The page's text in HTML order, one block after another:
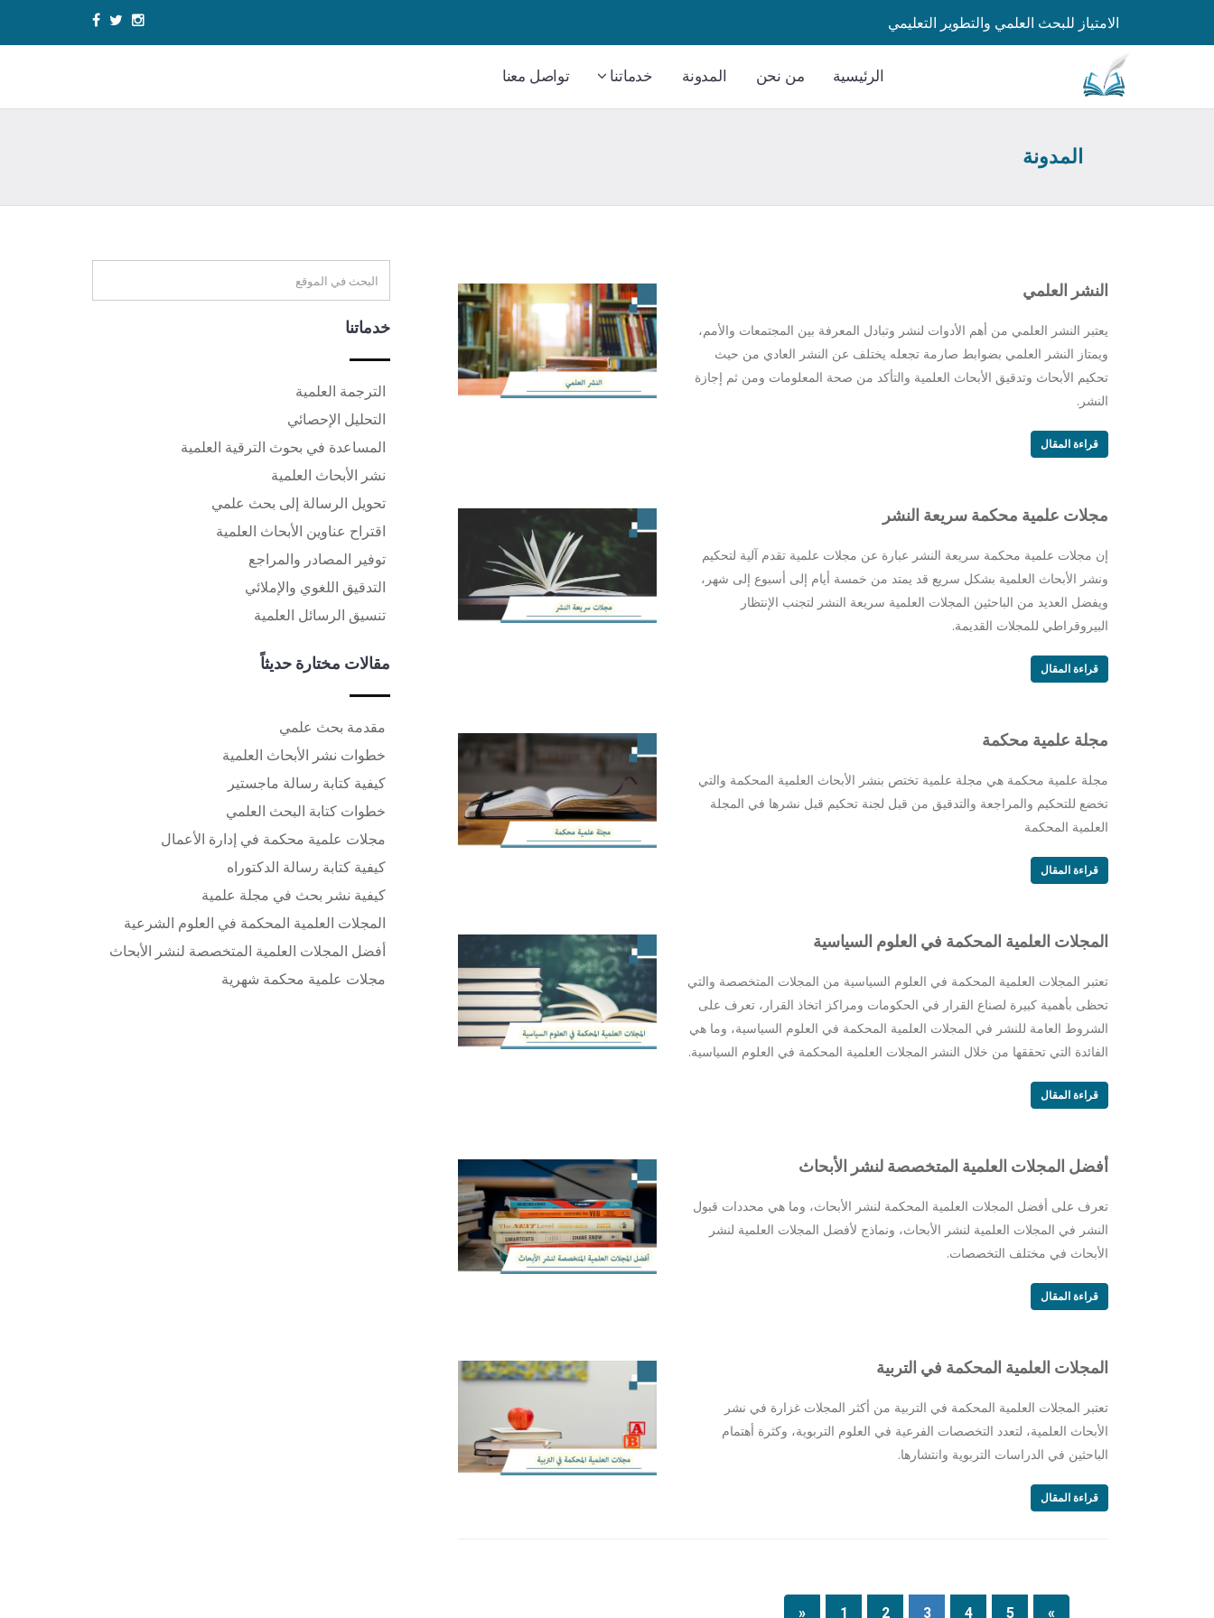
الامتياز للبحث العلمي والتطوير التعليمي
الرئيسية من نحن المدونة خدماتنا تواصل معنا
المدونة
النشر العلمي
يعتبر النشر العلمي من أهم الأدوات لنشر وتبادل المعرفة بين المجتمعات والأمم،
ويمتاز النشر العلمي بضوابط صارمة تجعله يختلف عن النشر العادي من حيث
تحكيم الأبحاث وتدقيق الأبحاث العلمية والتأكد من صحة المعلومات ومن ثم إجازة
النشر.
قراءة المقال
مجلات علمية محكمة سريعة النشر
إن مجلات علمية محكمة سريعة النشر عبارة عن مجلات علمية تقدم آلية لتحكيم
ونشر الأبحاث العلمية بشكل سريع قد يمتد من خمسة أيام إلى أسبوع إلى شهر،
ويفضل العديد من الباحثين المجلات العلمية سريعة النشر لتجنب الإنتظار
البيروقراطي للمجلات القديمة.
قراءة المقال
مجلة علمية محكمة
مجلة علمية محكمة هي مجلة علمية تختص بنشر الأبحاث العلمية المحكمة والتي
تخضع للتحكيم والمراجعة والتدقيق من قبل لجنة تحكيم قبل نشرها في المجلة
العلمية المحكمة
قراءة المقال
المجلات العلمية المحكمة في العلوم السياسية
تعتبر المجلات العلمية المحكمة في العلوم السياسية من المجلات المتخصصة والتي
تحظى بأهمية كبيرة لصناع القرار في الحكومات ومراكز اتخاذ القرار، تعرف على
الشروط العامة للنشر في المجلات العلمية المحكمة في العلوم السياسية، وما هي
الفائدة التي تحققها من خلال النشر المجلات العلمية المحكمة في العلوم السياسية.
قراءة المقال
أفضل المجلات العلمية المتخصصة لنشر الأبحاث
تعرف على أفضل المجلات العلمية المحكمة لنشر الأبحاث، وما هي محددات قبول
النشر في المجلات العلمية لنشر الأبحاث، ونماذج لأفضل المجلات العلمية لنشر
الأبحاث في مختلف التخصصات.
قراءة المقال
المجلات العلمية المحكمة في التربية
تعتبر المجلات العلمية المحكمة في التربية من أكثر المجلات غزارة في نشر
الأبحاث العلمية، لتعدد التخصصات الفرعية في العلوم التربوية، وكثرة أهتمام
الباحثين في الدراسات التربوية وانتشارها.
قراءة المقال
« 1 2 3 4 5 »
خدماتنا
الترجمة العلمية
التحليل الإحصائي
المساعدة في بحوث الترقية العلمية
نشر الأبحاث العلمية
تحويل الرسالة إلى بحث علمي
اقتراح عناوين الأبحاث العلمية
توفير المصادر والمراجع
التدقيق اللغوي والإملائي
تنسيق الرسائل العلمية
مقالات مختارة حديثاً
مقدمة بحث علمي
خطوات نشر الأبحاث العلمية
كيفية كتابة رسالة ماجستير
خطوات كتابة البحث العلمي
مجلات علمية محكمة في إدارة الأعمال
كيفية كتابة رسالة الدكتوراه
كيفية نشر بحث في مجلة علمية
المجلات العلمية المحكمة في العلوم الشرعية
أفضل المجلات العلمية المتخصصة لنشر الأبحاث
مجلات علمية محكمة شهرية